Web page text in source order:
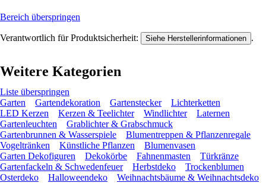
Bereich überspringen
Verantwortlich für Produktsicherheit: Siehe Herstellerinformationen .
Weitere Kategorien
Liste überspringen
Garten
Gartendekoration Gartenstecker
Lichterketten
LED Kerzen
Kerzen & Teelichter Windlichter
Laternen
Gartenleuchten
Grablichter & Grabschmuck
Gartenbrunnen & Wasserspiele
Blumentreppen & Pflanzenregale
Vogeltränken
Künstliche Pflanzen
Blumenvasen
Garten Dekofiguren
Dekokörbe Fahnenmasten
Türkränze
Gartenfackeln & Schwedenfeuer
Herbstdeko
Trockenblumen
Osterdeko
Halloweendeko Weihnachtsbäume & Weihnachtsdeko